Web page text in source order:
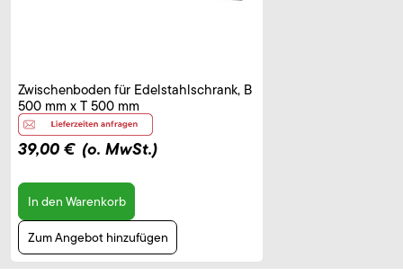
Zwischenboden für Edelstahlschrank, B
500 mm x T 500 mm
39,00 € (o. MwSt.)
In den Warenkorb
Zum Angebot hinzufügen